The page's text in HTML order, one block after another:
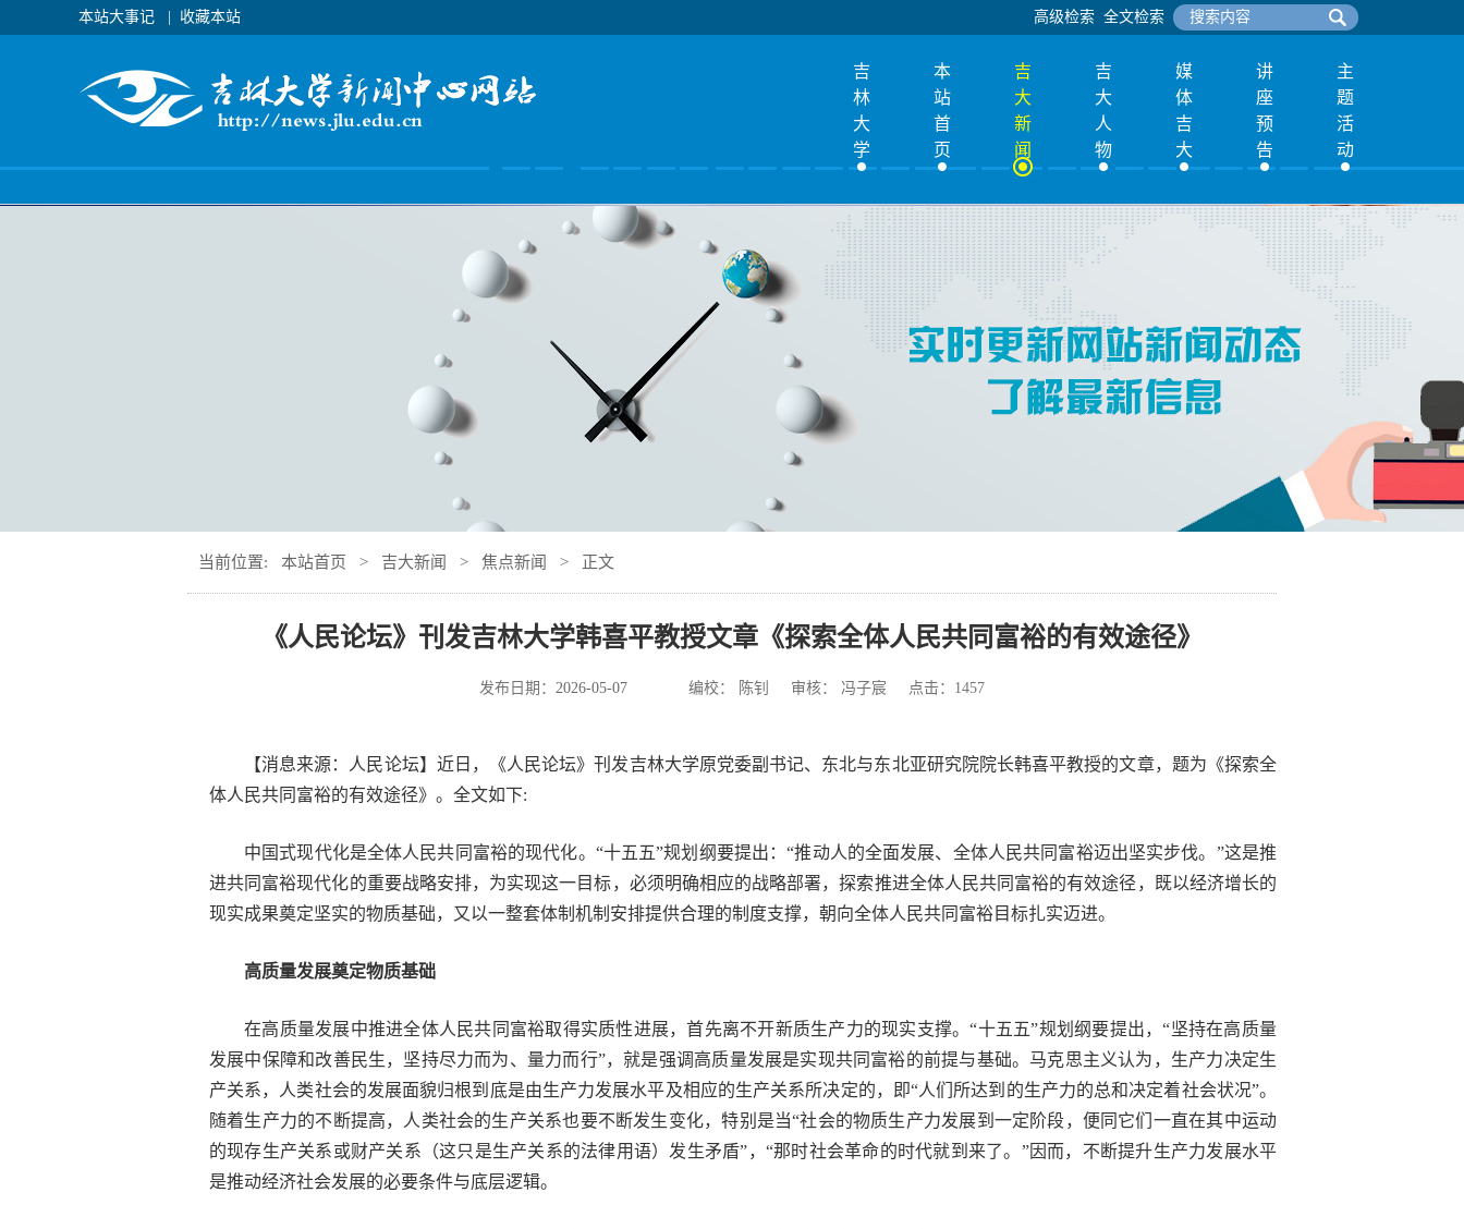
本站大事记 收藏本站 高级检索 全文检索
吉
林
大
学
本
站
首
页
吉
大
新
闻
吉
大
人
物
媒
体
吉
大
讲
座
预
告
主
题
活
动
当前位置: 本站首页 > 吉大新闻 > 焦点新闻 > 正文
《人民论坛》刊发吉林大学韩喜平教授文章《探索全体人民共同富裕的有效途径》
发布日期： 2026-05-07 编校： 陈钊 审核： 冯子宸 点击： 1457
【消息来源：人民论坛】近日，《人民论坛》刊发吉林大学原党委副书记、东北与东北亚研究院院长韩喜平教授的文章，题为《探索全
体人民共同富裕的有效途径》。全文如下:
中国式现代化是全体人民共同富裕的现代化。“十五五”规划纲要提出：“推动人的全面发展、全体人民共同富裕迈出坚实步伐。”这是推
进共同富裕现代化的重要战略安排，为实现这一目标，必须明确相应的战略部署，探索推进全体人民共同富裕的有效途径，既以经济增长的
现实成果奠定坚实的物质基础，又以一整套体制机制安排提供合理的制度支撑，朝向全体人民共同富裕目标扎实迈进。
高质量发展奠定物质基础
在高质量发展中推进全体人民共同富裕取得实质性进展，首先离不开新质生产力的现实支撑。“十五五”规划纲要提出，“坚持在高质量
发展中保障和改善民生，坚持尽力而为、量力而行”，就是强调高质量发展是实现共同富裕的前提与基础。马克思主义认为，生产力决定生
产关系，人类社会的发展面貌归根到底是由生产力发展水平及相应的生产关系所决定的，即“人们所达到的生产力的总和决定着社会状况”。
随着生产力的不断提高，人类社会的生产关系也要不断发生变化，特别是当“社会的物质生产力发展到一定阶段，便同它们一直在其中运动
的现存生产关系或财产关系（这只是生产关系的法律用语）发生矛盾”，“那时社会革命的时代就到来了。”因而，不断提升生产力发展水平
是推动经济社会发展的必要条件与底层逻辑。